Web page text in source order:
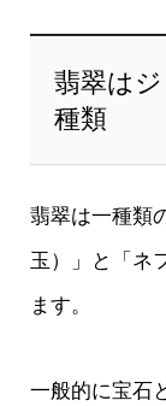
翡翠は
種類
翡翠は一種類
玉）」と「ネ
ます。
一般的に宝石